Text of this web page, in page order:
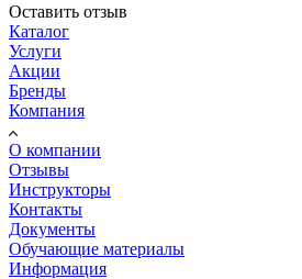
Оставить отзыв
Каталог
Услуги
Акции
Бренды
Компания
О компании
Отзывы
Инструкторы
Контакты
Документы
Обучающие материалы
Информация